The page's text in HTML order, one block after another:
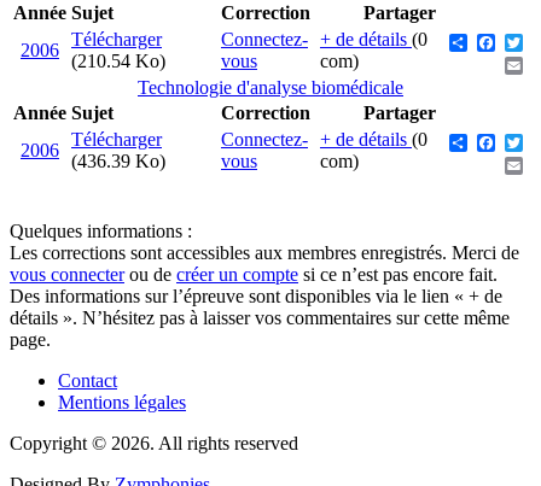
Année Sujet Correction
Partager
2006
Télécharger
(210.54 Ko)
Connectez-
vous
+ de détails (0
com)
Share
Technologie d'analyse biomédicale
Année Sujet Correction
Partager
2006
Télécharger
(436.39 Ko)
Connectez-
vous
+ de détails (0
com)
Share
Quelques informations :
Les corrections sont accessibles aux membres enregistrés. Merci de
vous connecterou de créer un compte si ce n’est pas encore fait.
Des informations sur l’épreuve sont disponibles via le lien « + de
détails ». N’hésitez pas à laisser vos commentaires sur cette même
page.
Menu
Pied
de
Contact
Mentions légales
Copyright © 2026. All rights reserved